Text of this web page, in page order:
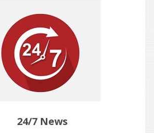
24/7 News